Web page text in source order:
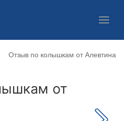
Отзыв по колышкам от Алевтина
от